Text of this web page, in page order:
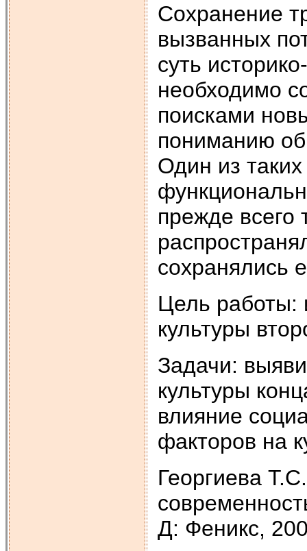
Сохранение
вызванных
суть
необходимо
поисками
пониманию
Один из
прежде
сохранялись
Цель работы:
культуры
Задачи:
культуры
влияние
факторов на
Георгиева
Д: Феникс,